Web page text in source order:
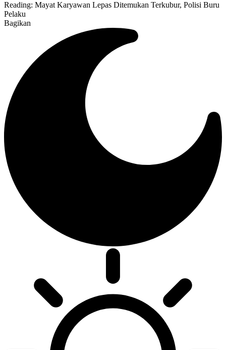
Reading: Mayat Karyawan Lepas Ditemukan Terkubur, Polisi Buru
Pelaku
Bagikan